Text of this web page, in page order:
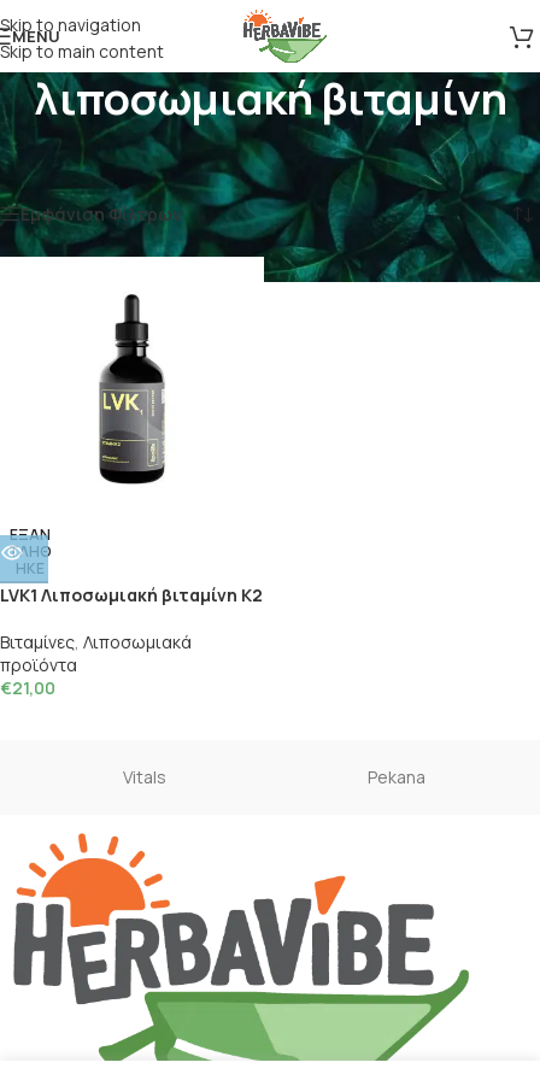
Skip to navigation
Skip to main content
MENU
λιποσωμιακή βιταμίνη
Αρχική σελίδα/ Προϊόντα με ετικέτα “λιποσωμιακή βιταμίνη”
Εμφάνιση του μοναδικού αποτελέσματος
Εμφάνιση Φίλτρων
ΕΞΑΝ
ΤΛΗΘ
ΗΚΕ
LVK1 Λιποσωμιακή βιταμίνη Κ2
Βιταμίνες, Λιποσωμιακά
προϊόντα
€21,00
Vitals Pekana